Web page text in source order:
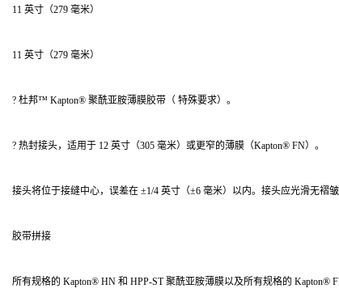
11 英寸（279 毫米）
11 英寸（279 毫米）
? 杜邦™ Kapton® 聚酰亚胺薄膜胶带（ 特殊要求）。
? 热封接头，适用于 12 英寸（305 毫米）或更窄的薄膜（Kapton® FN）。
接头将位于接缝中心，误差在 ±1/4 英寸（±6 毫米）以内。接头应光滑无褶
胶带拼接
所有规格的 Kapton® HN 和 HPP-ST 聚酰亚胺薄膜以及所有规格的 Kapton®